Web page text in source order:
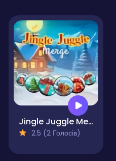
Jingle Juggle Merge
2.5 (2 Голосів)